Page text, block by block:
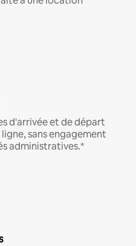
d'arrivée et de départ
sans engagement
administratives.*